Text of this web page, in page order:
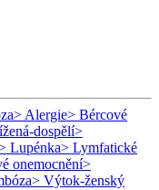
> Alergie> Bércové
dospělí>
Lupénka> Lymfatické
onemocnění>
> Výtok-ženský